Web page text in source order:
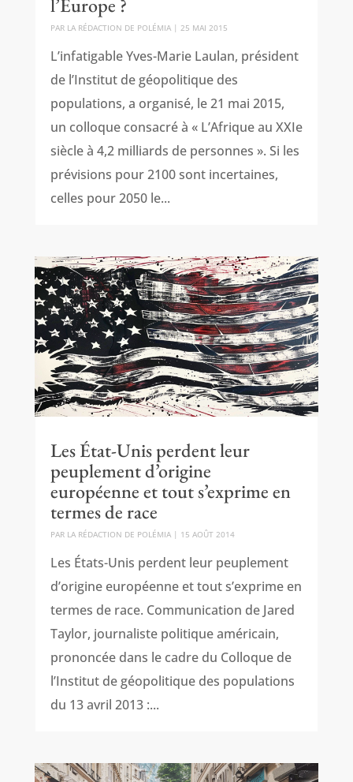
l’Europe ?
PAR LA RÉDACTION DE POLÉMIA| 25 MAI 2015
L’infatigable Yves-Marie Laulan, président
de l’Institut de géopolitique des
populations, a organisé, le 21 mai 2015,
un colloque consacré à « L’Afrique au XXIe
siècle à 4,2 milliards de personnes ». Si les
prévisions pour 2100 sont incertaines,
celles pour 2050 le...
Les État-Unis perdent leur
peuplement d’origine
européenne et tout s’exprime en
termes de race
PAR LA RÉDACTION DE POLÉMIA| 15 AOÛT 2014
Les États-Unis perdent leur peuplement
d’origine européenne et tout s’exprime en
termes de race. Communication de Jared
Taylor, journaliste politique américain,
prononcée dans le cadre du Colloque de
l’Institut de géopolitique des populations
du 13 avril 2013 :...